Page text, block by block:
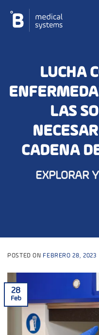
contenido
LUCHA
LAS
CADENA
EXPLORAR
POSTED ON FEBRERO 28, 2023
28
Feb